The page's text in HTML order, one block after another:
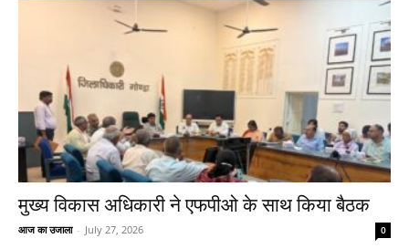
मुख्य विकास अधिकारी ने एफपीओ के साथ किया बैठक
आज का उजाला - July 27, 2026 0